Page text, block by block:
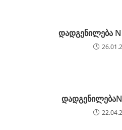
დადგენილება